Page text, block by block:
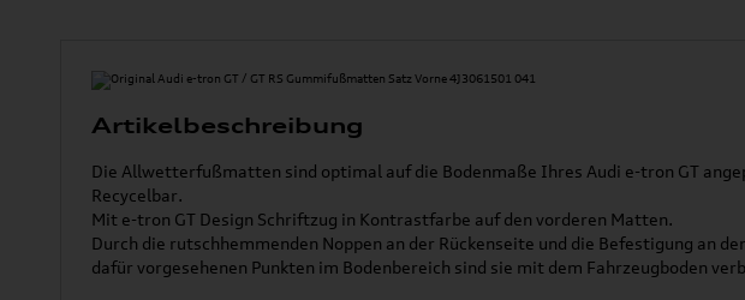
Artikelbeschreibung
Die Allwetterfußmatten sind optimal auf die Bodenmaße Ihres Audi e-tron GT
Recycelbar.
Mit e-tron GT Design Schriftzug in Kontrastfarbe auf den vorderen Matten.
Durch die rutschhemmenden Noppen an der Rückenseite und die Befestigung an
dafür vorgesehenen Punkten im Bodenbereich sind sie mit dem Fahrzeugboden